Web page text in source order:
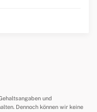
und
Dennoch können wir keine